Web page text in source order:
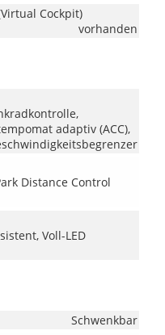
Cockpit)
vorhanden
adaptiv (ACC),
Distance Control
Voll-LED
Schwenkbar